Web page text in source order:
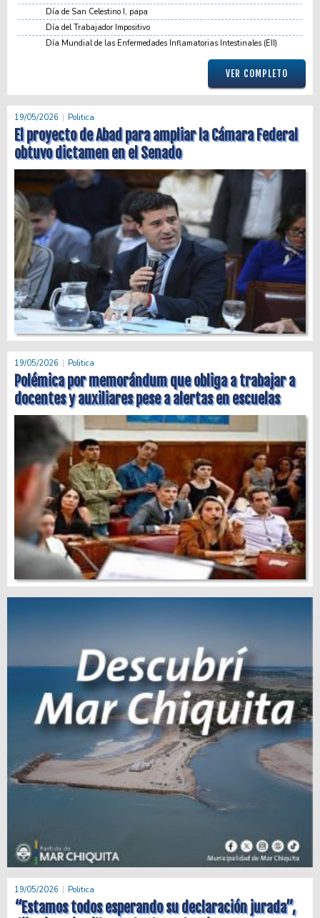
Día de San Celestino I, papa
Día del Trabajador Impositivo
Día Mundial de las Enfermedades Inflamatorias Intestinales (EII)
VER COMPLETO
19/05/2026 Politica
El proyecto de Abad para ampliar la Cámara Federal
obtuvo dictamen en el Senado
19/05/2026 Politica
Polémica por memorándum que obliga a trabajar a
docentes y auxiliares pese a alertas en escuelas
19/05/2026 Politica
“Estamos todos esperando su declaración jurada”,